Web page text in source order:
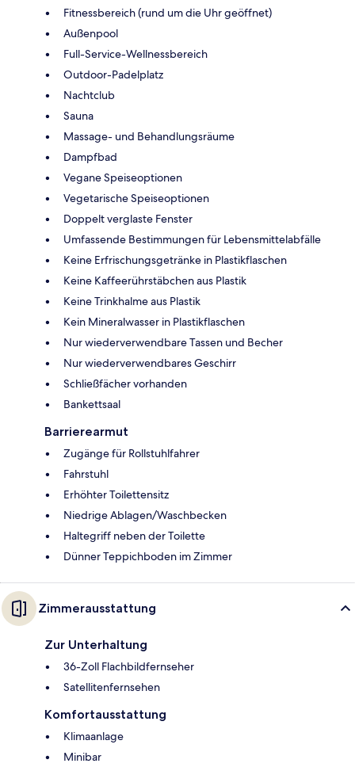
Fitnessbereich (rund um die Uhr geöffnet)
Außenpool
Full-Service-Wellnessbereich
Outdoor-Padelplatz
Nachtclub
Sauna
Massage- und Behandlungsräume
Dampfbad
Vegane Speiseoptionen
Vegetarische Speiseoptionen
Doppelt verglaste Fenster
Umfassende Bestimmungen für Lebensmittelabfälle
Keine Erfrischungsgetränke in Plastikflaschen
Keine Kaffeerührstäbchen aus Plastik
Keine Trinkhalme aus Plastik
Kein Mineralwasser in Plastikflaschen
Nur wiederverwendbare Tassen und Becher
Nur wiederverwendbares Geschirr
Schließfächer vorhanden
Bankettsaal
Barrierearmut
Zugänge für Rollstuhlfahrer
Fahrstuhl
Erhöhter Toilettensitz
Niedrige Ablagen/Waschbecken
Haltegriff neben der Toilette
Dünner Teppichboden im Zimmer
Zimmerausstattung
Zur Unterhaltung
36-Zoll Flachbildfernseher
Satellitenfernsehen
Komfortausstattung
Klimaanlage
Minibar